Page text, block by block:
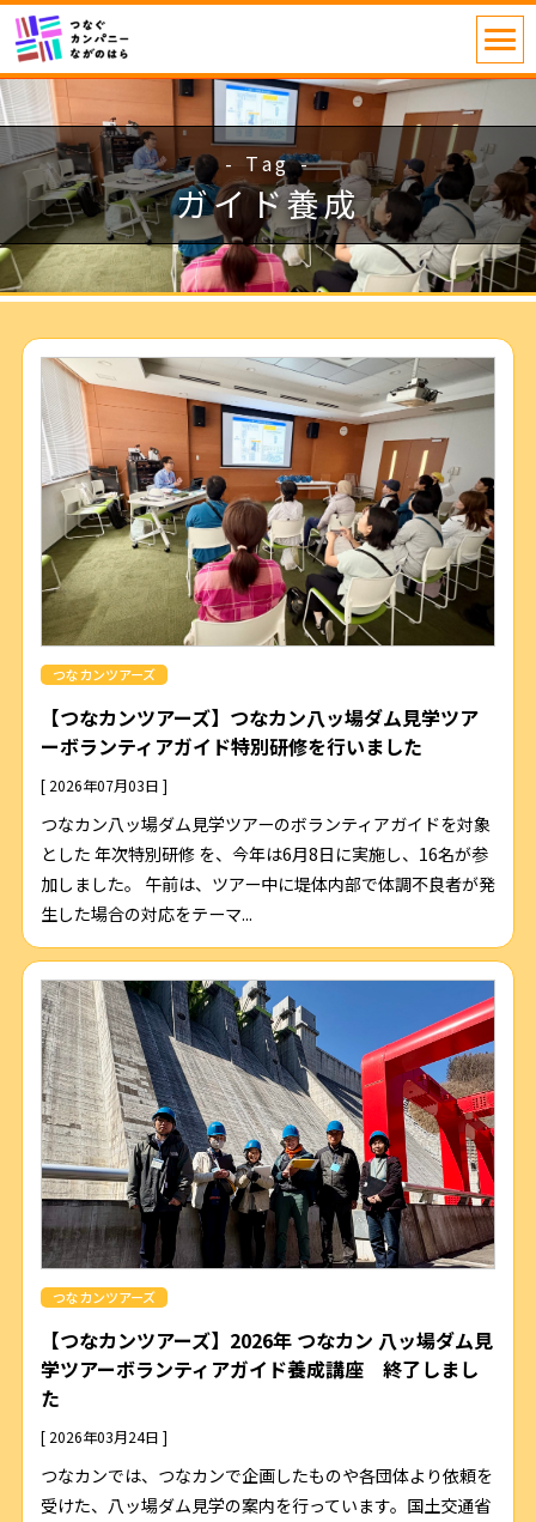
- Tag -
ガイド養成
つなカンツアーズ
【つなカンツアーズ】つなカン八ッ場ダム見学ツア
ーボランティアガイド特別研修を行いました
[ 2026年07月03日 ]
つなカン八ッ場ダム見学ツアーのボランティアガイドを対象
とした 年次特別研修 を、今年は6月8日に実施し、16名が参
加しました。 午前は、ツアー中に堤体内部で体調不良者が発
生した場合の対応をテーマ...
つなカンツアーズ
【つなカンツアーズ】2026年 つなカン 八ッ場ダム見
学ツアーボランティアガイド養成講座 終了しまし
た
[ 2026年03月24日 ]
つなカンでは、つなカンで企画したものや各団体より依頼を
受けた、八ッ場ダム見学の案内を行っています。国土交通省